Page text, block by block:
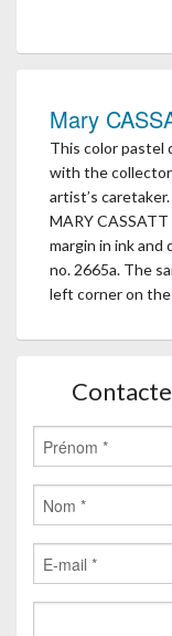
Mary
This color pastel
with the
artist’s
MARY
margin in ink and
no. 2665a. The
left corner on